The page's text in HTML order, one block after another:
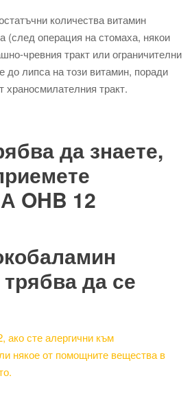
количества витамин
(след операция на стомаха, някои
чревния тракт или ограничителни
до липса на този витамин, поради
храносмилателния тракт.
да знаете,
OHB 12
да се
ако сте алергични към
някое от помощните вещества в